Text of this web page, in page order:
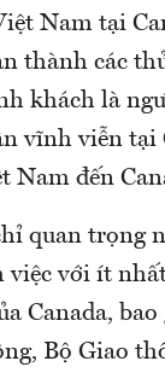
Nam tại
thành các
khách là
vĩnh viễn tại
Nam đến
quan trọng
việc với ít
Canada,
Bộ Giao